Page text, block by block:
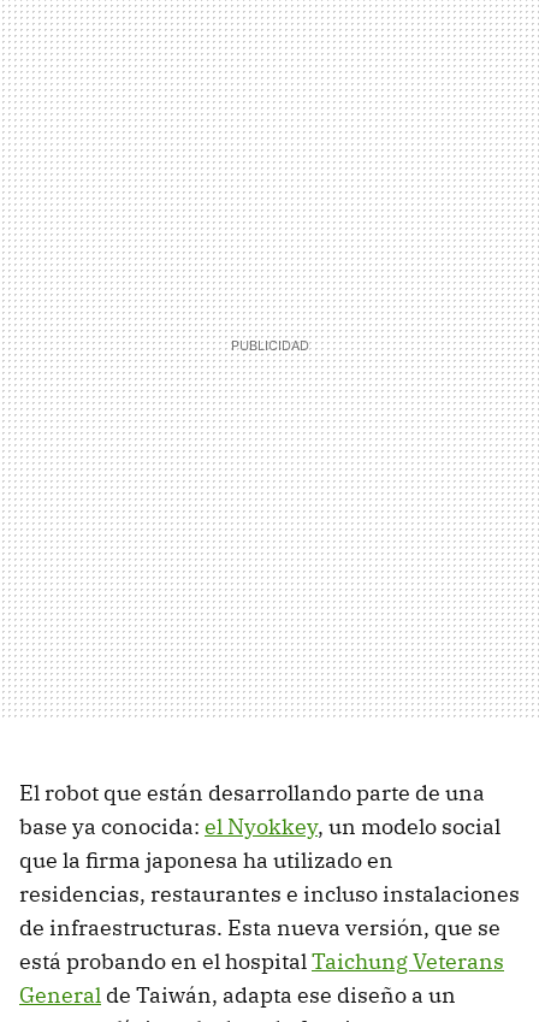
El robot que están desarrollando parte de una
base ya conocida: el Nyokkey, un modelo social
que la firma japonesa ha utilizado en
residencias, restaurantes e incluso instalaciones
de infraestructuras. Esta nueva versión, que se
está probando en el hospitalTaichung Veterans
General de Taiwán, adapta ese diseño a un